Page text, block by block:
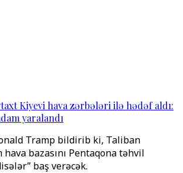
Kiyevi hava zərbələri ilə hədəf aldı:
yaralandı
Tramp bildirib ki, Taliban
bazasını Pentaqona təhvil
baş verəcək.